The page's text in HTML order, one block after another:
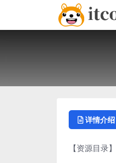
详情介绍
【资源目录